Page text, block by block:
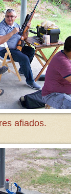
afiados.